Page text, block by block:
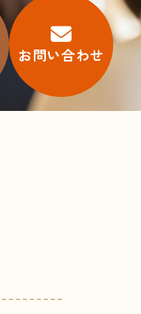
お問い合わせ